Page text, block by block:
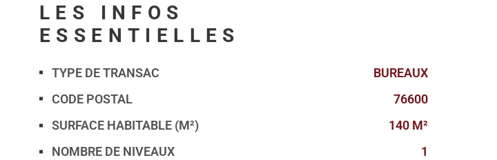
LES INFOS
ESSENTIELLES
Caractérisque Valeurs
TYPE DE TRANSAC
BUREAUX
CODE POSTAL
76600
SURFACE HABITABLE (M²)
140 M²
NOMBRE DE NIVEAUX
1